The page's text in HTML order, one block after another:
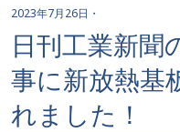
2023年7月26日 ・
日刊工業新聞
事に新放熱基
れました！